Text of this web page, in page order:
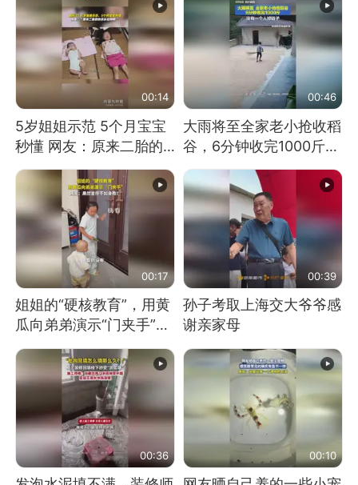
00:14
5岁姐姐示范 5个月宝宝
秒懂 网友：原来二胎的
快乐长这样
00:46
大雨将至全家老小抢收稻
谷，6分钟收完1000斤，
没有一个人掉链子
00:17
姐姐的“硬核教育”，用黄
瓜向弟弟演示“门夹手”，
网友：果然言传不如身
教！
00:39
孙子考取上海交大爷爷感
谢亲家母
00:36 00:10